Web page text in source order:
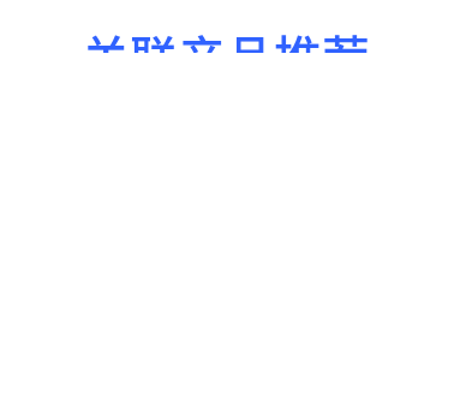
关联产品推荐